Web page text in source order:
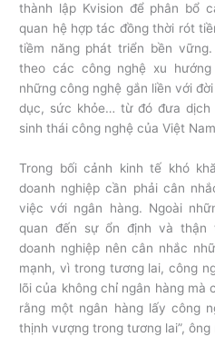
thành lập Kvision để phân bổ
quan hệ hợp tác đồng thời rót
tiềm năng phát triển bền
theo các công nghệ xu
những công nghệ gắn liền với
dục, sức khỏe… từ đó đưa dịch
sinh thái công nghệ của Việt
Trong bối cảnh kinh tế khó
doanh nghiệp cần phải cân
việc với ngân hàng. Ngoài
quan đến sự ổn định và thận
doanh nghiệp nên cân nhắc
mạnh, vì trong tương lai, công
lõi của không chỉ ngân hàng mà
rằng một ngân hàng lấy công
thịnh vượng trong tương lai”, ông